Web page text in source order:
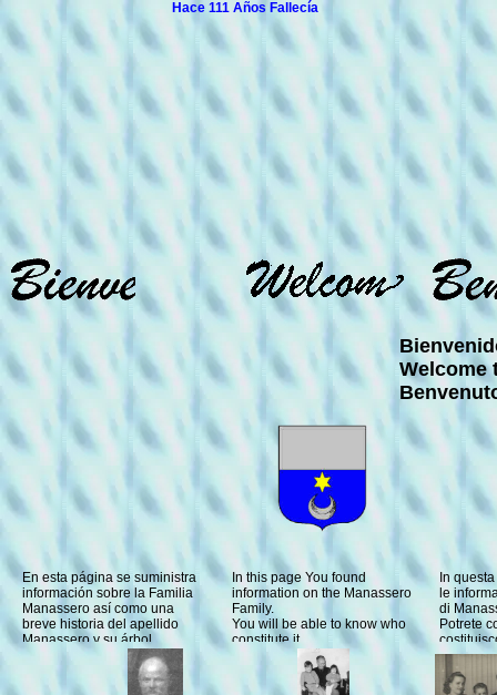
Hace 111 Años FallecíaJosé Manancero
Welcome
En esta página se suministra
información sobre la Familia
Manassero así como una
breve historia del apellido
Manassero y su árbol
genealógico.
Podrás conocer quienes la
In this page You found
information on the Manassero
Family.
You will be able to know who
constitute it.
Some photos can be seen.
Link to the main pages that
normally are used to obtain
In
le
di
Potrete
Alcune
viste.